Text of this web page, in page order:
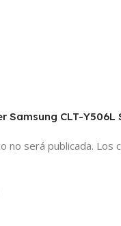
CLT-Y506L
no será publicada. Los